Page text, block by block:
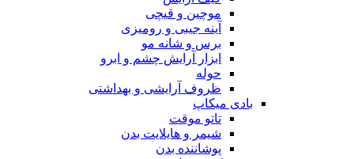
موچین و قیچی
آینه جیبی و رومیزی
برس و شانه مو
ابزار آرایش چشم و ابرو
حوله
ظروف آرایشی و بهداشتی
بادی میکاپ
تاتو موقت
شیمر و هایلایت بدن
پوشاننده بدن